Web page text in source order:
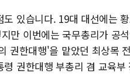
있습니다. 19대 대선에는
만 이번에는 국무총리가 공
권한대행'을 맡았던 최상목
권한대행 부총리 겸 교육